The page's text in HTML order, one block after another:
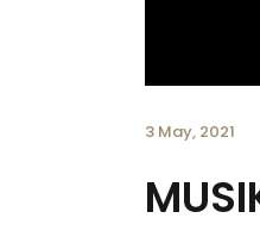
3 May, 2021